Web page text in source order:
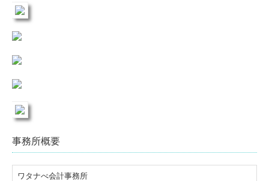
事務所概要
ワタナべ会計事務所